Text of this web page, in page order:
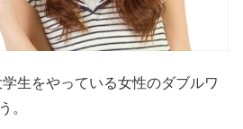
生をやっている女性のダブルワ
。